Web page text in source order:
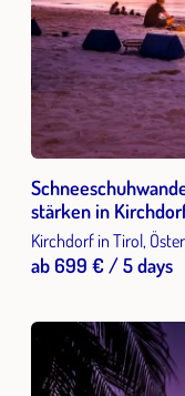
stärken in
Kirchdorf in Tirol,
ab 699 € / 5 days